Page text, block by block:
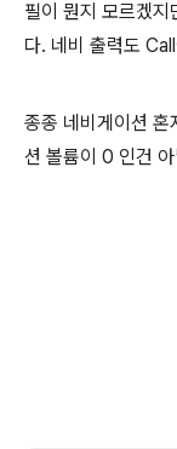
필이 뭔지 모르겠
다. 네비 출력도
종종 네비게이션 혼
션 볼륨이 0 인건